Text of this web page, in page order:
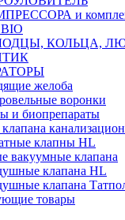
и
КОЛЬЦА,
желоба
воронки
и биопрепараты
клапны HL
вакуумные клапана
клапана HL
клапана
товары